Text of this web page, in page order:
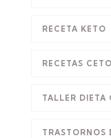
RECETA KETO
RECETAS
TALLER DIETA
TRASTORNOS